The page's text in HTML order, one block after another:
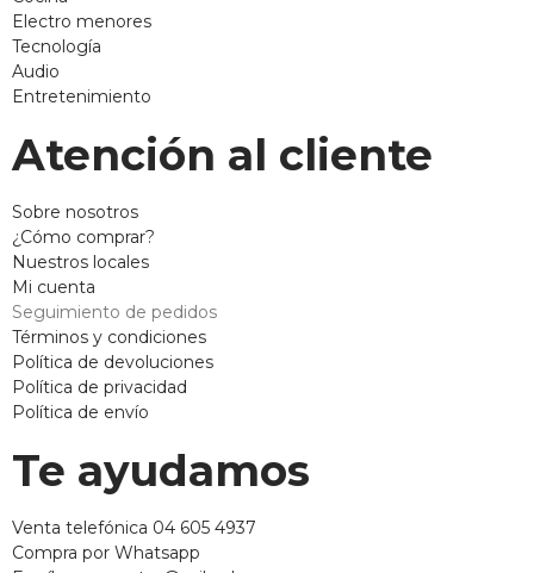
Electro menores
Tecnología
Audio
Entretenimiento
Atención al cliente
Sobre nosotros
¿Cómo comprar?
Nuestros locales
Mi cuenta
Seguimiento de pedidos
Términos y condiciones
Política de devoluciones
Política de privacidad
Política de envío
Te ayudamos
Venta telefónica 04 605 4937
Compra por Whatsapp